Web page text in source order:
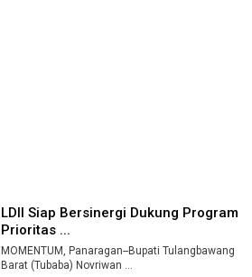
LDII Siap Bersinergi Dukung Program
Prioritas ...
MOMENTUM, Panaragan--Bupati Tulangbawang